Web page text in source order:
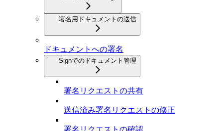
署名用ドキュメントの送信
ドキュメントへの署名
Signでのドキュメント管理
署名リクエストの共有
送信済み署名リクエストの修正
署名リクエストの確認